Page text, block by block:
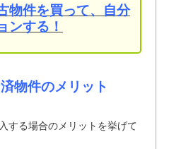
件を買って、自分
ンする！
物件のメリット
する場合のメリットを挙げて